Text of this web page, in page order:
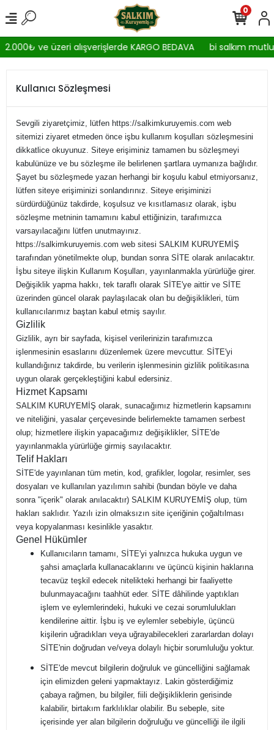
2.000₺ ve üzeri alışverişlerde KARGO BEDAVA bi salkım
0
Kullanıcı Sözleşmesi
Sevgili ziyaretçimiz, lütfen https://salkimkuruyemis.com web
sitemizi ziyaret etmeden önce işbu kullanım koşulları sözleşmesini
dikkatlice okuyunuz. Siteye erişiminiz tamamen bu sözleşmeyi
kabulünüze ve bu sözleşme ile belirlenen şartlara uymanıza bağlıdır.
Şayet bu sözleşmede yazan herhangi bir koşulu kabul etmiyorsanız,
lütfen siteye erişiminizi sonlandırınız. Siteye erişiminizi
sürdürdüğünüz takdirde, koşulsuz ve kısıtlamasız olarak, işbu
sözleşme metninin tamamını kabul ettiğinizin, tarafımızca
varsayılacağını lütfen unutmayınız.
https://salkimkuruyemis.com web sitesi SALKIM KURUYEMİŞ
tarafından yönetilmekte olup, bundan sonra SİTE olarak anılacaktır.
İşbu siteye ilişkin Kullanım Koşulları, yayınlanmakla yürürlüğe girer.
Değişiklik yapma hakkı, tek taraflı olarak SİTE'ye aittir ve SİTE
üzerinden güncel olarak paylaşılacak olan bu değişiklikleri, tüm
kullanıcılarımız baştan kabul etmiş sayılır.
Gizlilik
Gizlilik, ayrı bir sayfada, kişisel verilerinizin tarafımızca
işlenmesinin esaslarını düzenlemek üzere mevcuttur. SİTE'yi
kullandığınız takdirde, bu verilerin işlenmesinin gizlilik politikasına
uygun olarak gerçekleştiğini kabul edersiniz.
Hizmet Kapsamı
SALKIM KURUYEMİŞ olarak, sunacağımız hizmetlerin kapsamını
ve niteliğini, yasalar çerçevesinde belirlemekte tamamen serbest
olup; hizmetlere ilişkin yapacağımız değişiklikler, SİTE'de
yayınlanmakla yürürlüğe girmiş sayılacaktır.
Telif Hakları
SİTE'de yayınlanan tüm metin, kod, grafikler, logolar, resimler, ses
dosyaları ve kullanılan yazılımın sahibi (bundan böyle ve daha
sonra "içerik" olarak anılacaktır) SALKIM KURUYEMİŞ olup, tüm
hakları saklıdır. Yazılı izin olmaksızın site içeriğinin çoğaltılması
veya kopyalanması kesinlikle yasaktır.
Genel Hükümler
Kullanıcıların tamamı, SİTE'yi yalnızca hukuka uygun ve
şahsi amaçlarla kullanacaklarını ve üçüncü kişinin haklarına
tecavüz teşkil edecek nitelikteki herhangi bir faaliyette
bulunmayacağını taahhüt eder. SİTE dâhilinde yaptıkları
işlem ve eylemlerindeki, hukuki ve cezai sorumlulukları
kendilerine aittir. İşbu iş ve eylemler sebebiyle, üçüncü
kişilerin uğradıkları veya uğrayabilecekleri zararlardan dolayı
SİTE'nin doğrudan ve/veya dolaylı hiçbir sorumluluğu yoktur.
SİTE'de mevcut bilgilerin doğruluk ve güncelliğini sağlamak
için elimizden geleni yapmaktayız. Lakin gösterdiğimiz
çabaya rağmen, bu bilgiler, fiili değişikliklerin gerisinde
kalabilir, birtakım farklılıklar olabilir. Bu sebeple, site
içerisinde yer alan bilgilerin doğruluğu ve güncelliği ile ilgili